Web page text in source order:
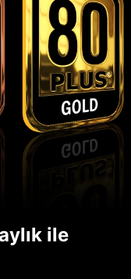
ile